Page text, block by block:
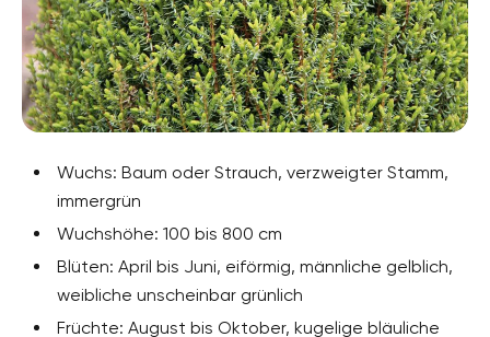
Wuchs: Baum oder Strauch, verzweigter Stamm,
immergrün
Wuchshöhe: 100 bis 800 cm
Blüten: April bis Juni, eiförmig, männliche gelblich,
weibliche unscheinbar grünlich
Früchte: August bis Oktober, kugelige bläuliche